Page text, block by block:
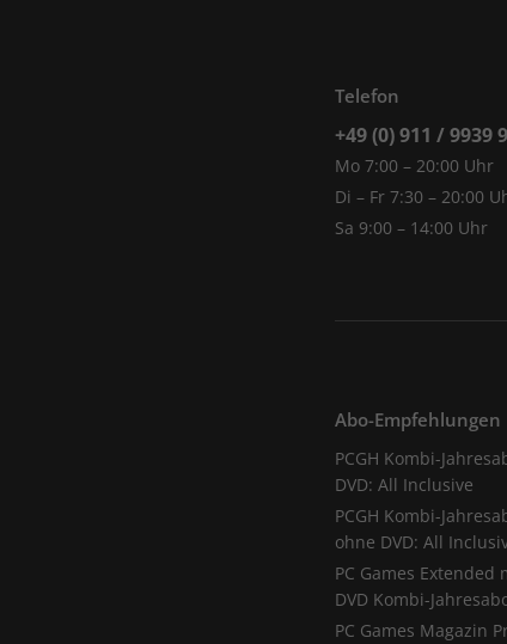
Telefon
+49 (0) 911 / 9939
Mo 7:00 – 20:00 Uhr
Di – Fr 7:30 – 20:00
Sa 9:00 – 14:00 Uhr
Abo-Empfehlungen
PCGH Kombi-
DVD: All Inclusive
PCGH Kombi-
ohne DVD: All
PC Games Extended
DVD Kombi-
PC Games Magazin